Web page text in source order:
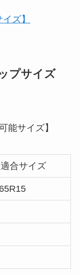
ズ】
プサイズ
能サイズ】
合サイズ